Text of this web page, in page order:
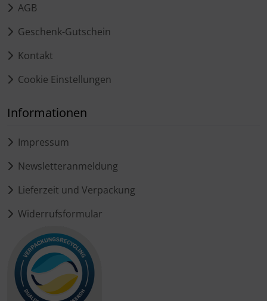
AGB
Geschenk-Gutschein
Kontakt
Cookie Einstellungen
Informationen
Impressum
Newsletteranmeldung
Lieferzeit und Verpackung
Widerrufsformular